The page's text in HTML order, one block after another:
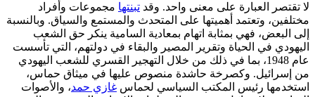
لا تقتصر العبارة على معنى واحد. وقد تبنتها مجموعات وأفراد
مختلفين، وتعتمد أهميتها على المتحدث والمستمع والسياق. وبالنسبة
إلى البعض، فهي بمثابة اتهام بمعادية السامية ينكر حق الشعب
اليهودي في الحياة وتقرير المصير والبقاء في دولتهم، التي تأسست
عام 1948، بما في ذلك من خلال التهجير القسري للشعب اليهودي
من إسرائيل. وكصرخة حاشدة منصوص عليها في ميثاق حماس،
استخدمها رئيس المكتب السياسي لحماس غازي حمد، والأصوات